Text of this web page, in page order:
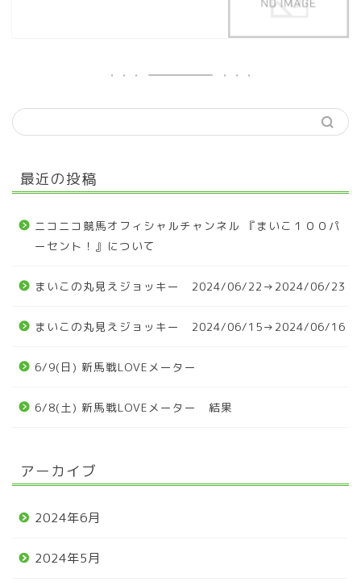
最近の投稿
ニコニコ競馬オフィシャルチャンネル 『まいこ１００パ
ーセント！』について
まいこの丸見えジョッキー 2024/06/22→2024/06/23
まいこの丸見えジョッキー 2024/06/15→2024/06/16
6/9(日) 新馬戦LOVEメーター
6/8(土) 新馬戦LOVEメーター 結果
アーカイブ
2024年6月
2024年5月